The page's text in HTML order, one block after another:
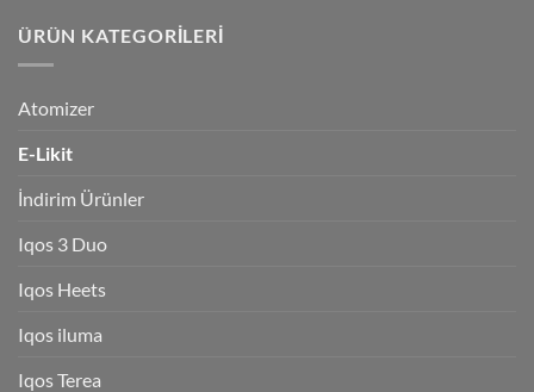
ÜRÜN KATEGORILERI
Atomizer
E-Likit
İndirim Ürünler
Iqos 3 Duo
Iqos Heets
Iqos iluma
Iqos Terea